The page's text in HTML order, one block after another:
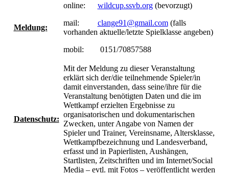
Meldung:
online: wildcup.ssvb.org(bevorzugt)
mail: clange91@gmail.com(falls
vorhanden aktuelle/letzte Spielklasse angeben)
mobil: 0151/70857588
Datenschutz:
Mit der Meldung zu dieser Veranstaltung
erklärt sich der/die teilnehmende Spieler/in
damit einverstanden, dass seine/ihre für die
Veranstaltung benötigten Daten und die im
Wettkampf erzielten Ergebnisse zu
organisatorischen und dokumentarischen
Zwecken, unter Angabe von Namen der
Spieler und Trainer, Vereinsname, Altersklasse,
Wettkampfbezeichnung und Landesverband,
erfasst und in Papierlisten, Aushängen,
Startlisten, Zeitschriften und im Internet/Social
Media – evtl. mit Fotos – veröffentlicht werden